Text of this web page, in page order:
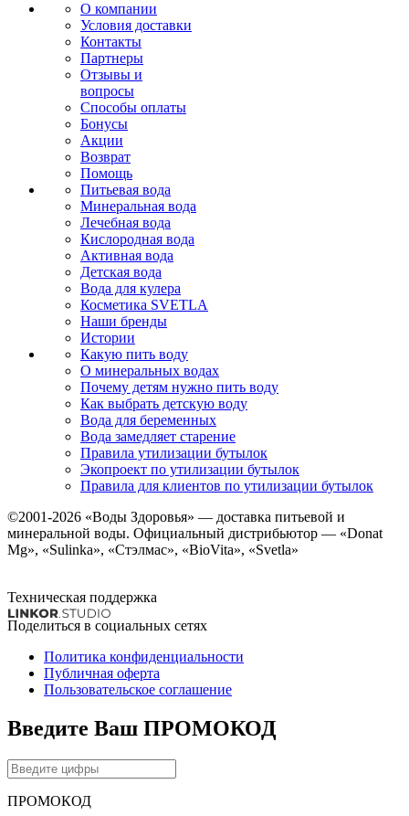
О компании
Условия доставки
Контакты
Партнеры
Отзывы и
вопросы
Способы оплаты
Бонусы
Акции
Возврат
Помощь
Питьевая вода
Минеральная вода
Лечебная вода
Кислородная вода
Активная вода
Детская вода
Вода для кулера
Косметика SVETLA
Наши бренды
Истории
Какую пить воду
О минеральных водах
Почему детям нужно пить воду
Как выбрать детскую воду
Вода для беременных
Вода замедляет старение
Правила утилизации бутылок
Экопроект по утилизации бутылок
Правила для клиентов по утилизации бутылок
©2001-2026 «Воды Здоровья» — доставка питьевой и
минеральной воды. Официальный дистрибьютор — «Donat
Mg», «Sulinka», «Стэлмас», «BioVita», «Svetla»
Техническая поддержка
Поделиться в социальных сетях
Политика конфиденциальности
Публичная оферта
Пользовательское соглашение
Введите Ваш ПРОМОКОД
ПРОМОКОД